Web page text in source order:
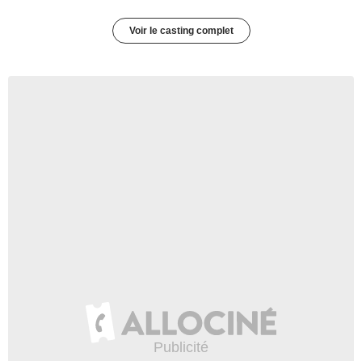
Voir le casting complet